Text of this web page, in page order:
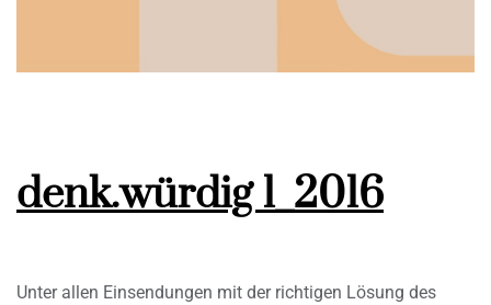
denk.würdig 1_2016
Unter allen Einsendungen mit der richtigen Lösung des